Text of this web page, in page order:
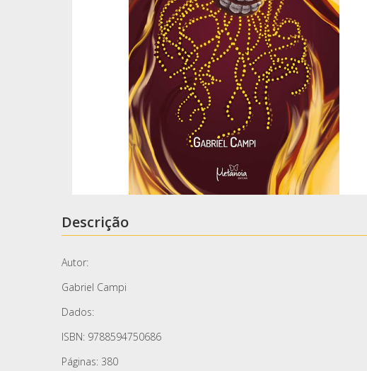
Descrição
Autor:
Gabriel Campi
Dados:
ISBN: 9788594750686
Páginas: 380